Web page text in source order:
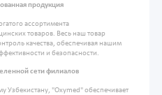
продукция
ассортимента
товаров. Весь наш товар
качества, обеспечивая нашим
и безопасности.
сети филиалов
Узбекистану, "Oxymed" обеспечивает